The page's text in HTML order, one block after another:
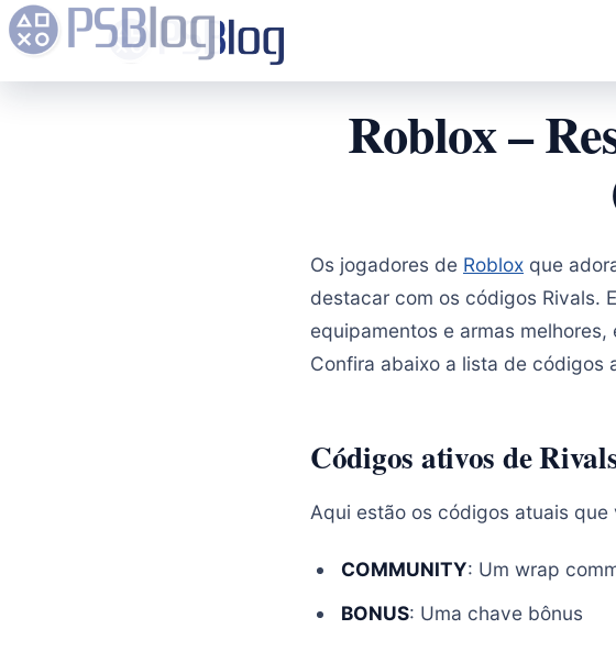
Roblox –
Os jogadores de Roblox que
destacar com os códigos Rivals.
equipamentos e armas
Confira abaixo a lista de códigos
Códigos ativos de
Aqui estão os códigos atuais
COMMUNITY: Um wrap
BONUS: Uma chave bônus